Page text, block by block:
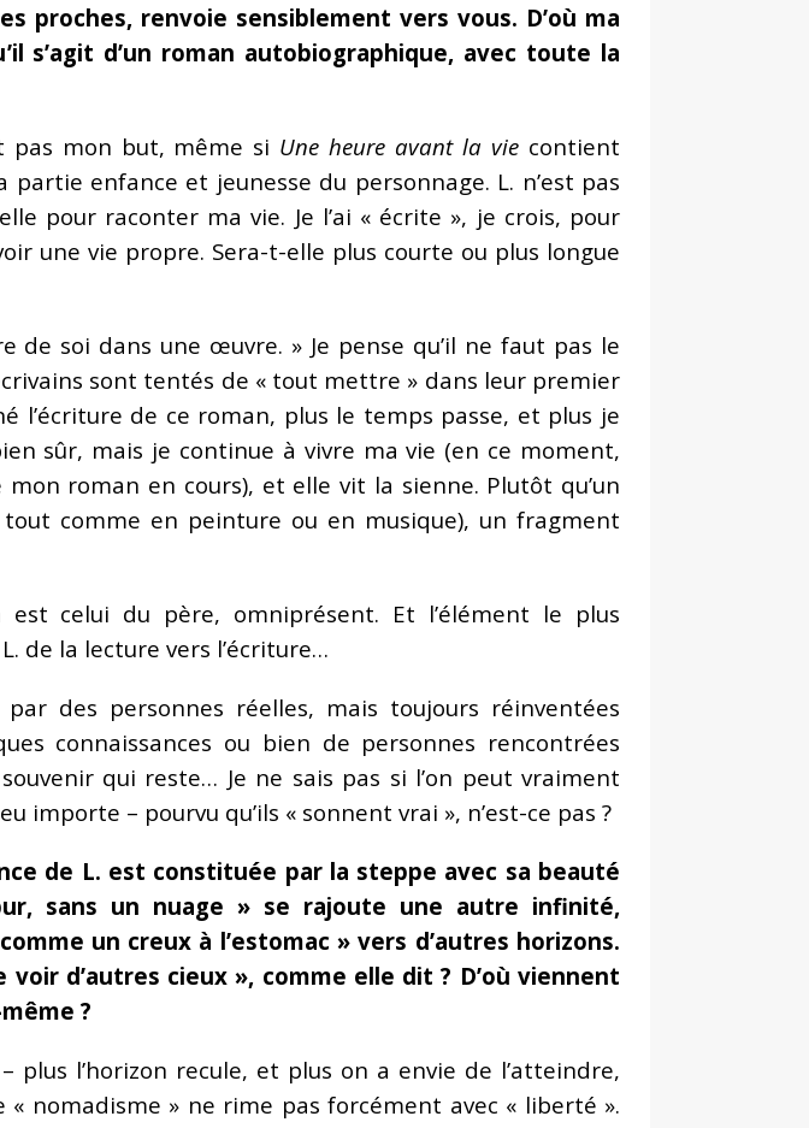
proches, renvoie sensiblement vers vous. D’où ma
s’agit d’un roman autobiographique, avec toute la
pas mon but, même si Une heure avant la vie contient
enfance et jeunesse du personnage. L. n’est pas
pour raconter ma vie. Je l’ai « écrite », je crois, pour
une vie propre. Sera-t-elle plus courte ou plus longue
de soi dans une œuvre. » Je pense qu’il ne faut pas le
sont tentés de « tout mettre » dans leur premier
l’écriture de ce roman, plus le temps passe, et plus je
sûr, mais je continue à vivre ma vie (en ce moment,
roman en cours), et elle vit la sienne. Plutôt qu’un
comme en peinture ou en musique), un fragment
celui du père, omniprésent. Et l’élément le plus
de la lecture vers l’écriture…
des personnes réelles, mais toujours réinventées
connaissances ou bien de personnes rencontrées
qui reste… Je ne sais pas si l’on peut vraiment
– pourvu qu’ils « sonnent vrai », n’est-ce pas ?
de L. est constituée par la steppe avec sa beauté
sans un nuage » se rajoute une autre infinité,
un creux à l’estomac » vers d’autres horizons.
d’autres cieux », comme elle dit ? D’où viennent
?
plus l’horizon recule, et plus on a envie de l’atteindre,
nomadisme » ne rime pas forcément avec « liberté ».